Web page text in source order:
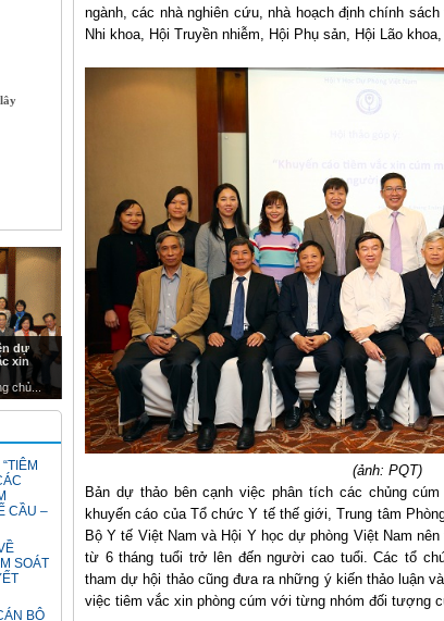
dự
xin
chủ...
CẦU –
SOÁT
BỘ
ngành, các nhà nghiên cứu, nhà hoạch định chính
Nhi khoa, Hội Truyền nhiễm, Hội Phụ sản, Hội Lão
(ảnh: PQT)
Bản dự thảo bên cạnh việc phân tích các chủng
khuyến cáo của Tổ chức Y tế thế giới, Trung tâm
Bộ Y tế Việt Nam và Hội Y học dự phòng Việt Nam
từ 6 tháng tuổi trở lên đến người cao tuổi. Các tổ
tham dự hội thảo cũng đưa ra những ý kiến thảo luận
việc tiêm vắc xin phòng cúm với từng nhóm đối tượng